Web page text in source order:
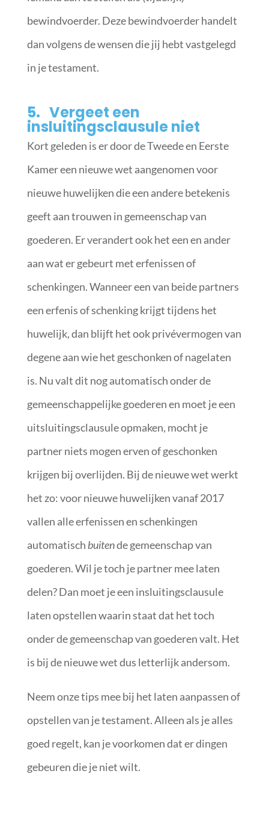
bewindvoerder. Deze bewindvoerder handelt
dan volgens de wensen die jij hebt vastgelegd
in je testament.
5. Vergeet een
insluitingsclausule niet
Kort geleden is er door de Tweede en Eerste
Kamer een nieuwe wet aangenomen voor
nieuwe huwelijken die een andere betekenis
geeft aan trouwen in gemeenschap van
goederen. Er verandert ook het een en ander
aan wat er gebeurt met erfenissen of
schenkingen. Wanneer een van beide partners
een erfenis of schenking krijgt tijdens het
huwelijk, dan blijft het ook privévermogen van
degene aan wie het geschonken of nagelaten
is. Nu valt dit nog automatisch onder de
gemeenschappelijke goederen en moet je een
uitsluitingsclausule opmaken, mocht je
partner niets mogen erven of geschonken
krijgen bij overlijden. Bij de nieuwe wet werkt
het zo: voor nieuwe huwelijken vanaf 2017
vallen alle erfenissen en schenkingen
automatisch buitende gemeenschap van
goederen. Wil je toch je partner mee laten
delen? Dan moet je een insluitingsclausule
laten opstellen waarin staat dat het toch
onder de gemeenschap van goederen valt. Het
is bij de nieuwe wet dus letterlijk andersom.
Neem onze tips mee bij het laten aanpassen of
opstellen van je testament. Alleen als je alles
goed regelt, kan je voorkomen dat er dingen
gebeuren die je niet wilt.